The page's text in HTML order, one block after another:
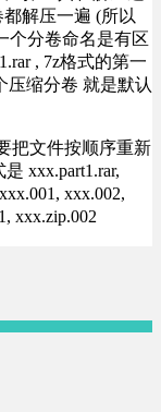
解压一遍 (所以
个分卷命名是有区
, 7z格式的第一
压缩分卷 就是默认
把文件按顺序重新
xxx.part1.rar,
xxx.002,
xxx.zip.002